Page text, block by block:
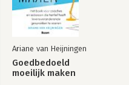
Ariane van Heijningen
Goedbedoeld
moeilijk maken